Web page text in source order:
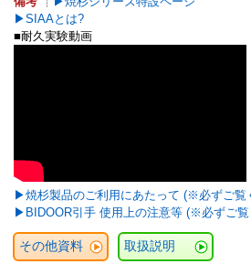
SIAAとは?
■耐久実験動画
焼杉製品のご利用にあたって (※必ずご覧
BIDOOR引手 使用上の注意等 (※必ずご
その他資料 取扱説明